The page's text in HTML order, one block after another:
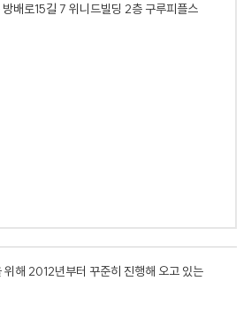
방배로15길 7 위니드빌딩 2층 구루피플스
위해 2012년부터 꾸준히 진행해 오고 있는